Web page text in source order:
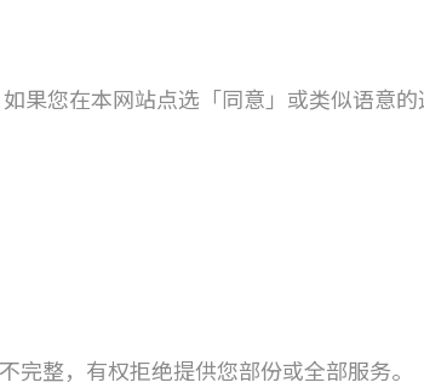
果您在本网站点选「同意」或类似语意
整，有权拒绝提供您部份或全部服务。